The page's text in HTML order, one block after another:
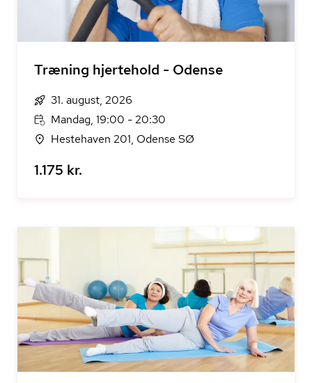
Træning hjertehold - Odense
31. august, 2026
Mandag, 19:00 - 20:30
Hestehaven 201, Odense SØ
1.175 kr.